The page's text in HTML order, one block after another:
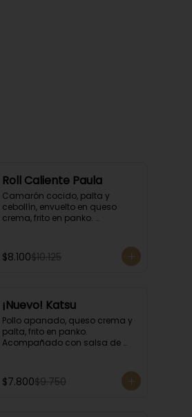
Roll Caliente Paula
Camarón cocido, palta y
cebollín, envuelto en queso
crema, frito en panko.
$8.100$10.125
¡Nuevo! Katsu
Pollo apanado, queso crema y
palta, frito en panko.
Acompañado con salsa de
$7.800$9.750